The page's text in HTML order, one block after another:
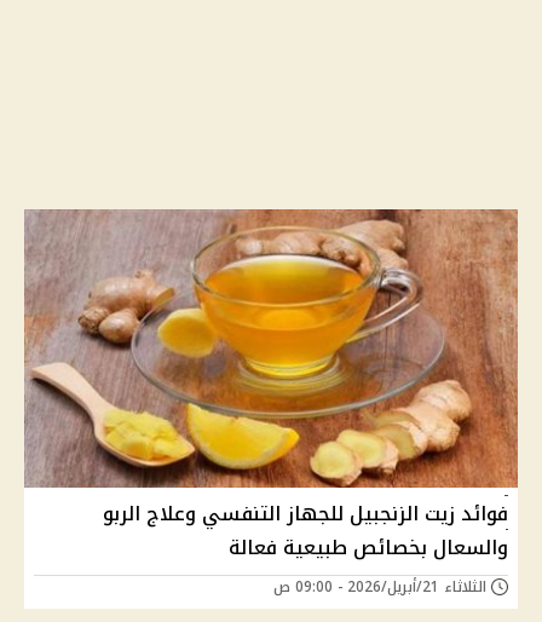
فوائد زيت الزنجبيل للجهاز التنفسي وعلاج الربو
والسعال بخصائص طبيعية فعالة
الثلاثاء 21/أبريل/2026 - 09:00 ص